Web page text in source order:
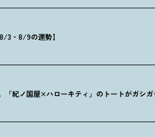
3‐8/9の運勢】
「紀ノ国屋×ハローキティ」のトートがガシ